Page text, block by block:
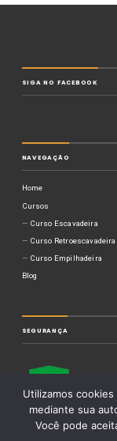
SIGA NO FACEBOOK
NAVEGAÇÃO
Home
Cursos
Curso Escavadeira
Curso Retroescavadeira
Curso Empilhadeira
Blog
SEGURANÇA
Utilizamos
mediante sua
Você pode